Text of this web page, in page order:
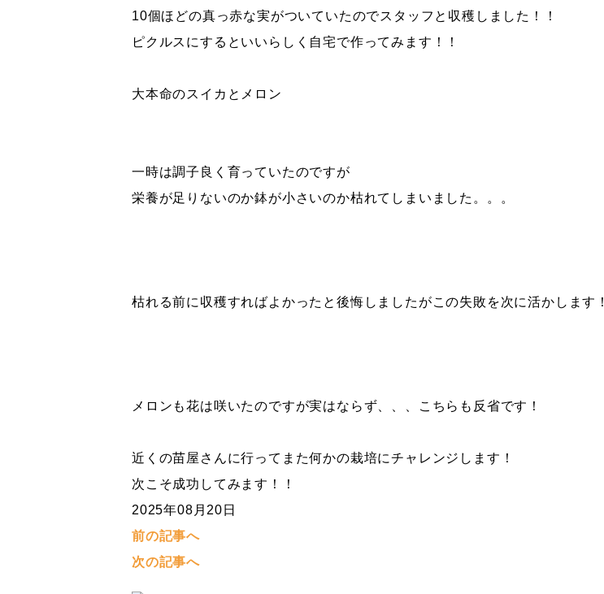
10個ほどの真っ赤な実がついていたのでスタッフと収穫しました！！
ピクルスにするといいらしく自宅で作ってみます！！
大本命のスイカとメロン
一時は調子良く育っていたのですが
栄養が足りないのか鉢が小さいのか枯れてしまいました。。。
枯れる前に収穫すればよかったと後悔しましたがこの失敗を次に活かします！
メロンも花は咲いたのですが実はならず、、、こちらも反省です！
近くの苗屋さんに行ってまた何かの栽培にチャレンジします！
次こそ成功してみます！！
2025年08月20日
前の記事へ
次の記事へ